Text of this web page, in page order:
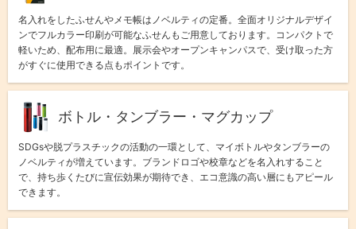
名入れをしたふせんやメモ帳はノベルティの定番。全面オリジナルデザイ
ンでフルカラー印刷が可能なふせんもご用意しております。コンパクトで
軽いため、配布用に最適。展示会やオープンキャンパスで、受け取った方
がすぐに使用できる点もポイントです。
ボトル・タンブラー・マグカップ
SDGsや脱プラスチックの活動の一環として、マイボトルやタンブラーの
ノベルティが増えています。ブランドロゴや校章などを名入れすること
で、持ち歩くたびに宣伝効果が期待でき、エコ意識の高い層にもアピール
できます。